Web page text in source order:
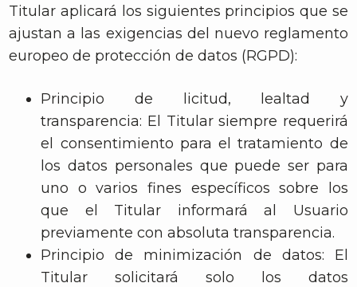
Titular aplicará los siguientes principios que se
ajustan a las exigencias del nuevo reglamento
europeo de protección de datos (RGPD):
Principio de licitud, lealtad y
transparencia: El Titular siempre requerirá
el consentimiento para el tratamiento de
los datos personales que puede ser para
uno o varios fines específicos sobre los
que el Titular informará al Usuario
previamente con absoluta transparencia.
Principio de minimización de datos: El
Titular solicitará solo los datos